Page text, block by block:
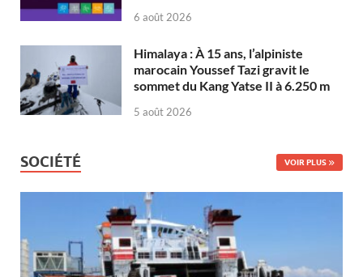
6 août 2026
Himalaya : À 15 ans, l’alpiniste
marocain Youssef Tazi gravit le
sommet du Kang Yatse II à 6.250 m
5 août 2026
SOCIÉTÉ VOIR PLUS